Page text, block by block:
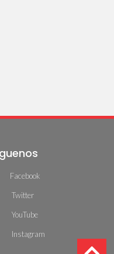
Facebook
Twitter
YouTube
Instagram